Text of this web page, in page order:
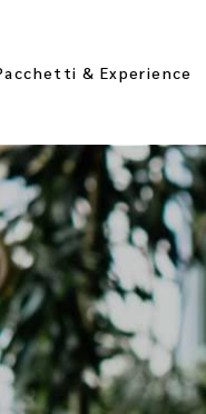
& Experience